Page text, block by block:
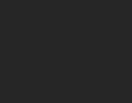
Freischneider